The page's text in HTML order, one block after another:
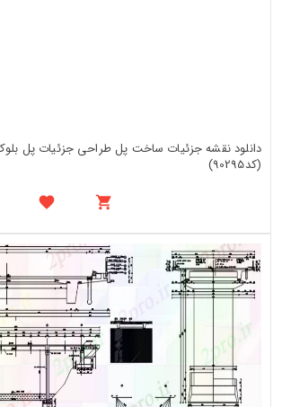
دانلود نقشه جزئیات ساخت پل طراحی جزئیات پل
(کد90295)